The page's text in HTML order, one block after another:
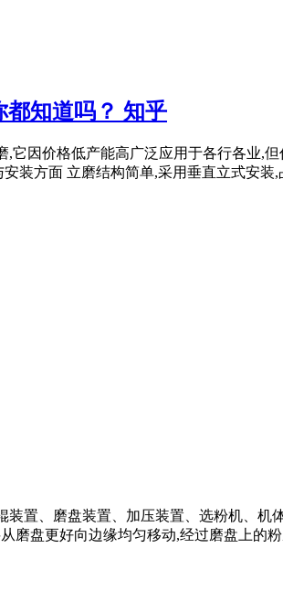
都知道吗？ 知乎
它因价格低产能高广泛应用于各行各业,
装方面 立磨结构简单,采用垂直立式安装,
置、磨盘装置、加压装置、选粉机、
磨盘更好向边缘均匀移动,经过磨盘上的